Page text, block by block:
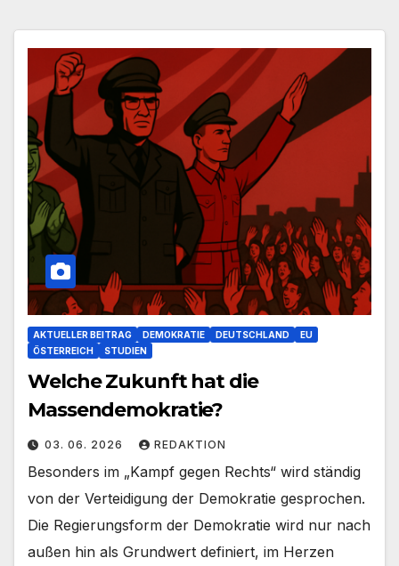
AKTUELLER BEITRAG DEMOKRATIE DEUTSCHLAND
EU
ÖSTERREICH
STUDIEN
Welche Zukunft hat die
Massendemokratie?
03. 06. 2026 REDAKTION
Besonders im „Kampf gegen Rechts“ wird ständig
von der Verteidigung der Demokratie gesprochen.
Die Regierungsform der Demokratie wird nur nach
außen hin als Grundwert definiert, im Herzen